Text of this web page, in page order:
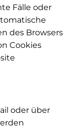
Fälle oder
des Browsers
Cookies
oder über